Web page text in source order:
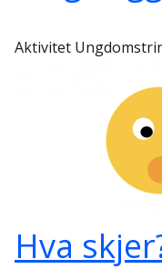
Aktivitet
Hva